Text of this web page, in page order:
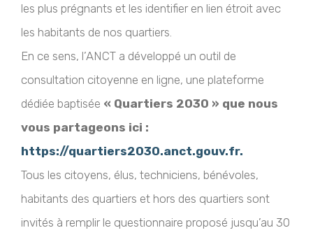
les plus prégnants et les identifier en lien étroit avec
les habitants de nos quartiers.
En ce sens, l’ANCT a développé un outil de
consultation citoyenne en ligne, une plateforme
dédiée baptisée « Quartiers 2030 » que nous
vous partageons ici :
https://quartiers2030.anct.gouv.fr.
Tous les citoyens, élus, techniciens, bénévoles,
habitants des quartiers et hors des quartiers sont
invités à remplir le questionnaire proposé jusqu’au 30